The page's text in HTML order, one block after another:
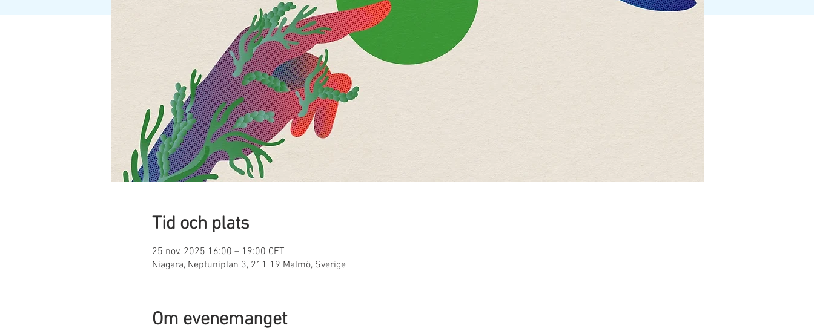
Tid och plats
25 nov. 2025 16:00 – 19:00 CET
Niagara, Neptuniplan 3, 211 19 Malmö, Sverige
Om evenemanget